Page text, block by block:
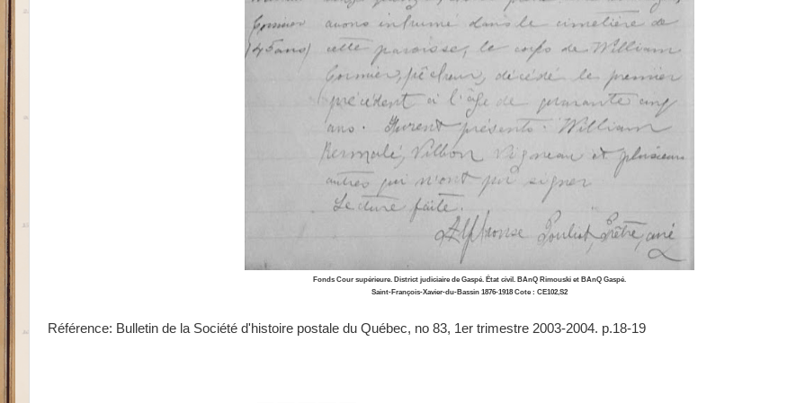
Fonds Cour supérieure. District judiciaire de Gaspé. État civil. BAnQ Rimouski et BAnQ Gaspé.
Saint-François-Xavier-du-Bassin 1876-1918 Cote : CE102,S2
Référence: Bulletin de la Société d'histoire postale du Québec, no 83, 1er trimestre 2003-2004. p.18-19